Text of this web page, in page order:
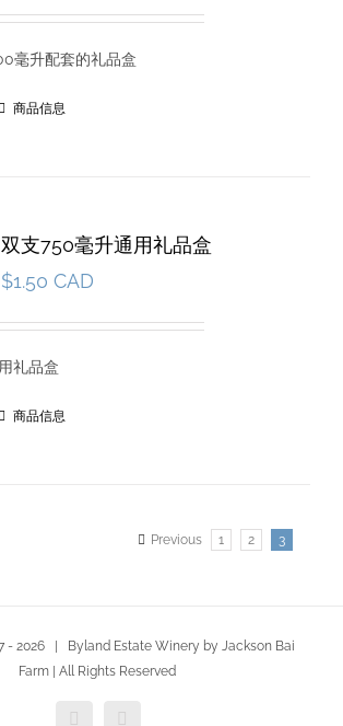
毫升配套的礼品盒
商品信息
双支750毫升通用礼品盒
$1.50 CAD
礼品盒
商品信息
Previous 1 2 3
- 2026 | Byland Estate Winery by Jackson Bai
Farm | All Rights Reserved
Facebook